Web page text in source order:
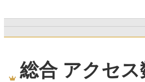
総合 アクセス